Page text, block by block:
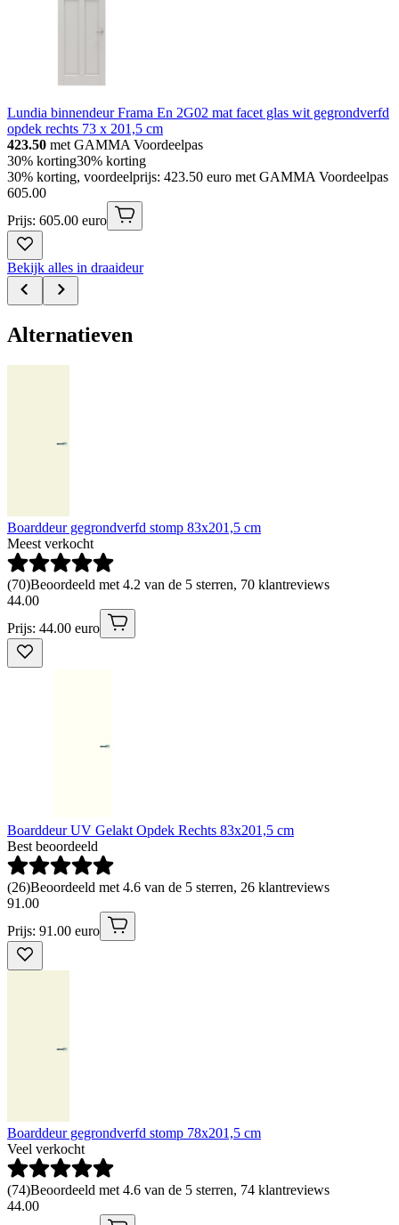
Lundia binnendeur Frama En 2G02 mat facet glas wit gegrondverfd
opdek rechts 73 x 201,5 cm
423.50 met GAMMA Voordeelpas
30% korting30% korting
30% korting, voordeelprijs: 423.50 euro met GAMMA Voordeelpas
605.00
Prijs: 605.00 euro
Bekijk alles in draaideur
Alternatieven
Boarddeur gegrondverfd stomp 83x201,5 cm
Meest verkocht
(70)Beoordeeld met 4.2 van de 5 sterren, 70 klantreviews
44.00
Prijs: 44.00 euro
Boarddeur UV Gelakt Opdek Rechts 83x201,5 cm
Best beoordeeld
(26)Beoordeeld met 4.6 van de 5 sterren, 26 klantreviews
91 .00
Prijs: 91.00 euro
Boarddeur gegrondverfd stomp 78x201,5 cm
Veel verkocht
(74)Beoordeeld met 4.6 van de 5 sterren, 74 klantreviews
44.00